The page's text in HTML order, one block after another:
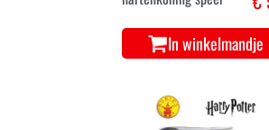
In winkelmandje